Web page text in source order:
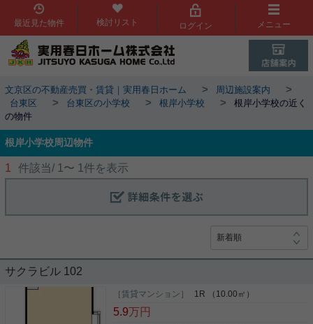
最近見た物件 検討リスト ログイン メニュー
文京区の不動産売買・賃貸｜実用春日ホーム > 周辺施設案内 >
台東区 > 台東区の小学校 > 根岸小学校 >
根岸小学校の近く
の物件
根岸小学校周辺物件
1 件該当/ 1 〜 1 件を表示
サクラビル 102
［賃貸マンション］ 1R （10.00㎡）
5.9万円